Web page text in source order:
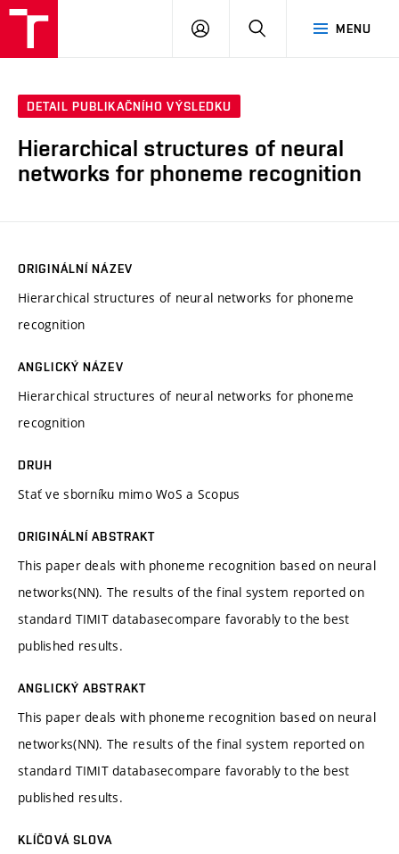
MENU
PŘIHLÁSIT
DETAIL PUBLIKAČNÍHO VÝSLEDKU
Hierarchical structures of neural
networks for phoneme recognition
ORIGINÁLNÍ NÁZEV
Hierarchical structures of neural networks for phoneme
recognition
ANGLICKÝ NÁZEV
Hierarchical structures of neural networks for phoneme
recognition
DRUH
Stať ve sborníku mimo WoS a Scopus
ORIGINÁLNÍ ABSTRAKT
This paper deals with phoneme recognition based on neural
networks(NN). The results of the final system reported on
standard TIMIT databasecompare favorably to the best
published results.
ANGLICKÝ ABSTRAKT
This paper deals with phoneme recognition based on neural
networks(NN). The results of the final system reported on
standard TIMIT databasecompare favorably to the best
published results.
KLÍČOVÁ SLOVA